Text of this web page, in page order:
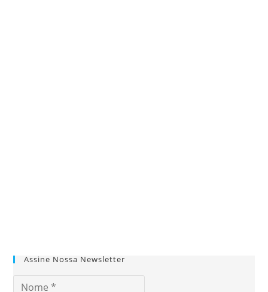
Assine Nossa Newsletter